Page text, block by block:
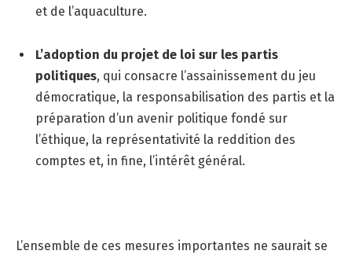
et de l’aquaculture.
L’adoption du projet de loi sur les partis
politiques, qui consacre l’assainissement du jeu
démocratique, la responsabilisation des partis et la
préparation d’un avenir politique fondé sur
l’éthique, la représentativité la reddition des
comptes et, in fine, l’intérêt général.
L’ensemble de ces mesures importantes ne saurait se